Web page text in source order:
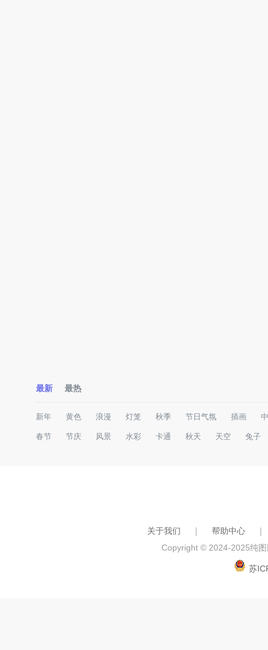
最新 最热
新年 黄色 浪漫 灯笼 秋季 节日气氛 插画
春节 节庆 风景 水彩 卡通 秋天 天空 兔子
关于我们 ｜ 帮助中心
｜
Copyright © 2024-2025纯
苏